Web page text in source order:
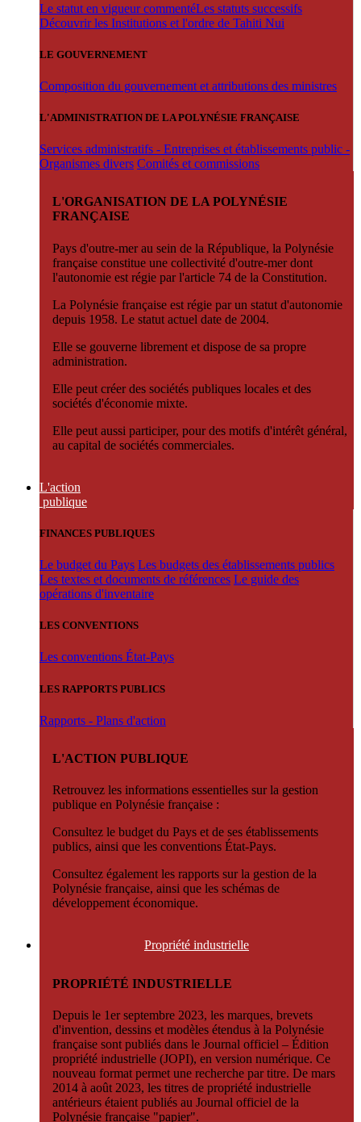
Le statut en vigueur commentéLes statuts successifs
Découvrir les Institutions et l'ordre de Tahiti Nui
LE GOUVERNEMENT
Composition du gouvernement et attributions des ministres
L'ADMINISTRATION DE LA POLYNÉSIE FRANÇAISE
Services administratifs - Entreprises et établissements public -
Organismes divers Comités et commissions
L'ORGANISATION DE LA POLYNÉSIE
FRANÇAISE
Pays d'outre-mer au sein de la République, la Polynésie
française constitue une collectivité d'outre-mer dont
l'autonomie est régie par l'article 74 de la Constitution.
La Polynésie française est régie par un statut d'autonomie
depuis 1958. Le statut actuel date de 2004.
Elle se gouverne librement et dispose de sa propre
administration.
Elle peut créer des sociétés publiques locales et des
sociétés d'économie mixte.
Elle peut aussi participer, pour des motifs d'intérêt général,
au capital de sociétés commerciales.
L'action
publique
FINANCES PUBLIQUES
Le budget du Pays Les budgets des établissements publics
Les textes et documents de références Le guide des
opérations d'inventaire
LES CONVENTIONS
Les conventions État-Pays
LES RAPPORTS PUBLICS
Rapports - Plans d'action
L'ACTION PUBLIQUE
Retrouvez les informations essentielles sur la gestion
publique en Polynésie française :
Consultez le budget du Pays et de ses établissements
publics, ainsi que les conventions État-Pays.
Consultez également les rapports sur la gestion de la
Polynésie française, ainsi que les schémas de
développement économique.
Propriété industrielle
PROPRIÉTÉ INDUSTRIELLE
Depuis le 1er septembre 2023, les marques, brevets
d'invention, dessins et modèles étendus à la Polynésie
française sont publiés dans le Journal officiel – Édition
propriété industrielle (JOPI), en version numérique. Ce
nouveau format permet une recherche par titre. De mars
2014 à août 2023, les titres de propriété industrielle
antérieurs étaient publiés au Journal officiel de la
Polynésie française "papier".